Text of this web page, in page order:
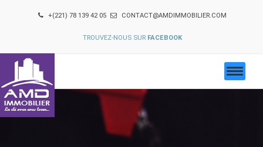
+(221) 78 139 42 05 CONTACT@AMDIMMOBILIER.COM
TROUVEZ-NOUS SUR FACEBOOK